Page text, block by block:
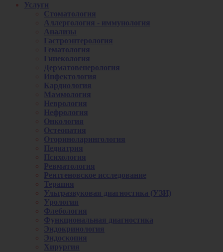
Услуги
Стоматология
Аллергология - иммунология
Анализы
Гастроэнтерология
Гематология
Гинекология
Дерматовенерология
Инфектология
Кардиология
Маммология
Неврология
Нефрология
Онкология
Остеопатия
Оториноларингология
Педиатрия
Психология
Ревматология
Рентгеновское исследование
Терапия
Ультразвуковая диагностика (УЗИ)
Урология
Флебология
Функциональная диагностика
Эндокринология
Эндоскопия
Хирургия